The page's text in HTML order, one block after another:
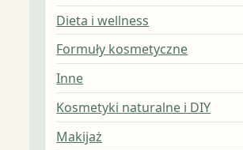
Dieta i wellness
Formuły kosmetyczne
Inne
Kosmetyki naturalne i DIY
Makijaż